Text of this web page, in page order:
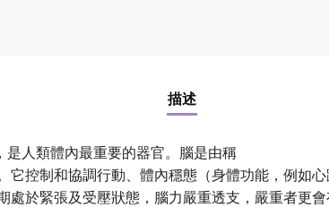
描述
人類體內最重要的器官。腦是由稱
它控制和協調行動、體內穩態（身體功能，例如
於緊張及受壓狀態，腦力嚴重透支，嚴重者更會